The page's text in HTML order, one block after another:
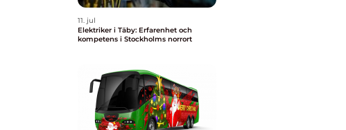
11. jul
Elektriker i Täby: Erfarenhet och
kompetens i Stockholms norrort